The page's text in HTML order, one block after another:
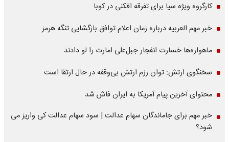
کارگروه ویژه سیا برای تفرقه افکنی در کوبا
خبر مهم العربیه درباره زمان اعلام توافق بازگشایی تنگه هرمز
ماهواره‌‌ها خسارت انفجار جبل‌علی امارت را لو دادند
سخنگوی ارتش: توان رزم ارتش بی‌وقفه در حال ارتقا است
محتوای آخرین پیام آمریکا به ایران فاش شد
خبر مهم برای جاماندگان سهام عدالت | سود سهام عدالت کی واریز می
شود؟